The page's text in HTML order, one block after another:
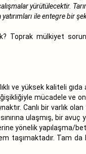
yürütülecektir.
ile entegre bir
Toprak mülkiyet
ve yüksek kaliteli
mücadele ve
Canlı bir varlık
ulaşmış, bir avuç
yönelik yapılaşma/
taşımaktadır. Tam